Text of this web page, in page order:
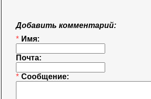
Добавить комментарий:
* Имя:
Почта:
* Сообщение: